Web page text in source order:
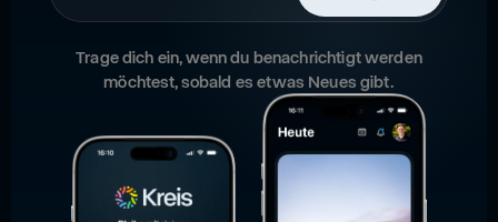
Trage dich ein, wenn du benachrichtigt werden
möchtest, sobald es etwas Neues gibt.